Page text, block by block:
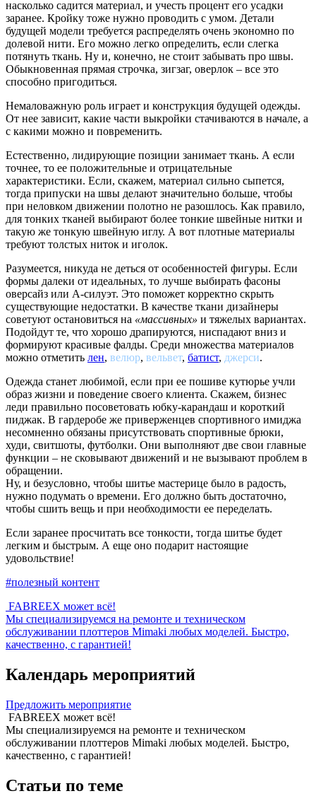
насколько садится материал, и учесть процент его усадки
заранее. Кройку тоже нужно проводить с умом. Детали
будущей модели требуется распределять очень экономно по
долевой нити. Его можно легко определить, если слегка
потянуть ткань. Ну и, конечно, не стоит забывать про швы.
Обыкновенная прямая строчка, зигзаг, оверлок – все это
способно пригодиться.
Немаловажную роль играет и конструкция будущей одежды.
От нее зависит, какие части выкройки стачиваются в начале, а
с какими можно и повременить.
Естественно, лидирующие позиции занимает ткань. А если
точнее, то ее положительные и отрицательные
характеристики. Если, скажем, материал сильно сыпется,
тогда припуски на швы делают значительно больше, чтобы
при неловком движении полотно не разошлось. Как правило,
для тонких тканей выбирают более тонкие швейные нитки и
такую же тонкую швейную иглу. А вот плотные материалы
требуют толстых ниток и иголок.
Разумеется, никуда не деться от особенностей фигуры. Если
формы далеки от идеальных, то лучше выбирать фасоны
оверсайз или А-силуэт. Это поможет корректно скрыть
существующие недостатки. В качестве ткани дизайнеры
советуют остановиться на «массивных» и тяжелых вариантах.
Подойдут те, что хорошо драпируются, ниспадают вниз и
формируют красивые фалды. Среди множества материалов
можно отметить лен, велюр, вельвет, батист, джерси.
Одежда станет любимой, если при ее пошиве кутюрье учли
образ жизни и поведение своего клиента. Скажем, бизнес
леди правильно посоветовать юбку-карандаш и короткий
пиджак. В гардеробе же приверженцев спортивного имиджа
несомненно обязаны присутствовать спортивные брюки,
худи, свитшоты, футболки. Они выполняют две свои главные
функции – не сковывают движений и не вызывают проблем в
обращении.
Ну, и безусловно, чтобы шитье мастерице было в радость,
нужно подумать о времени. Его должно быть достаточно,
чтобы сшить вещь и при необходимости ее переделать.
Если заранее просчитать все тонкости, тогда шитье будет
легким и быстрым. А еще оно подарит настоящие
удовольствие!
#полезный контент
FABREEX может всё!
Мы специализируемся на ремонте и техническом
обслуживании плоттеров Mimaki любых моделей. Быстро,
качественно, с гарантией!
Календарь мероприятий
Предложить мероприятие
FABREEX может всё!
Мы специализируемся на ремонте и техническом
обслуживании плоттеров Mimaki любых моделей. Быстро,
качественно, с гарантией!
Статьи по теме